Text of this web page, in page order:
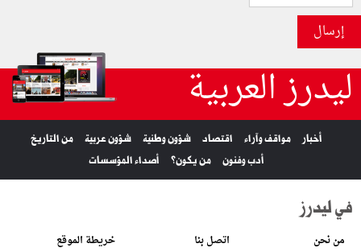
إرسال
ليدرز العربية
أخبار مواقف وآراء اقتصاد شؤون وطنية شؤون عربية
من التاريخ
أدب وفنون
من يكون؟ أصداء المؤسسات
في ليدرز
من نحن اتصل بنا خريطة الموقع